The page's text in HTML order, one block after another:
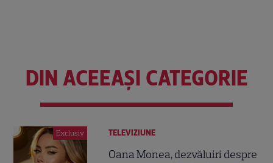
DIN ACEEAȘI CATEGORIE
Exclusiv TELEVIZIUNE
Oana Monea, dezvăluiri despre